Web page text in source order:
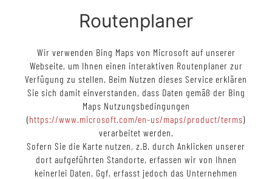
Routenplaner
Wir verwenden Bing Maps von Microsoft auf unserer
Webseite, um Ihnen einen interaktiven Routenplaner zur
Verfügung zu stellen. Beim Nutzen dieses Service erklären
Sie sich damit einverstanden, dass Daten gemäß der Bing
Maps Nutzungsbedingungen
(https://www.microsoft.com/en-us/maps/product/terms)
verarbeitet werden.
Sofern Sie die Karte nutzen, z.B. durch Anklicken unserer
dort aufgeführten Standorte, erfassen wir von Ihnen
keinerlei Daten. Ggf. erfasst jedoch das Unternehmen